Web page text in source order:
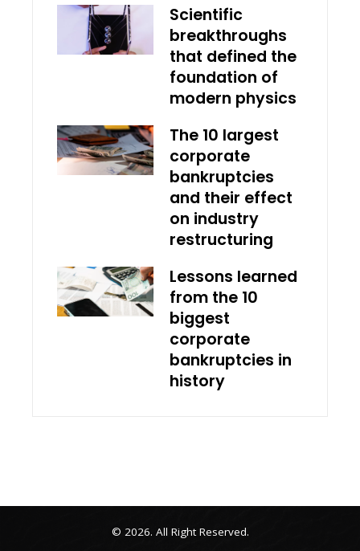
Scientific
breakthroughs
that defined the
foundation of
modern physics
The 10 largest
corporate
bankruptcies
and their effect
on industry
restructuring
Lessons learned
from the 10
biggest
corporate
bankruptcies in
history
© 2026. All Right Reserved.